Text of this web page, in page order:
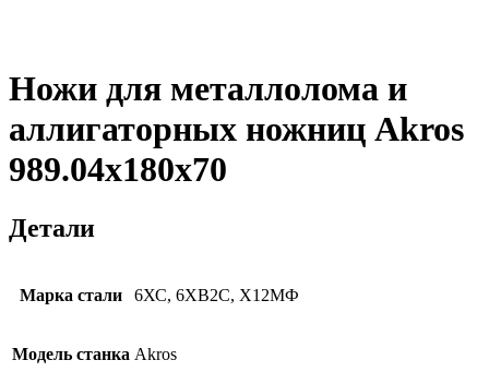
Ножи для металлолома и
аллигаторных ножниц Akros
989.04x180x70
Детали
Марка стали 6ХС, 6ХВ2С, Х12МФ
Модель станка Akros